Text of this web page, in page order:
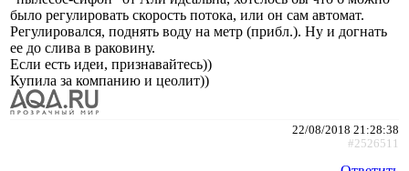
было регулировать скорость потока, или он сам автомат.
Регулировался, поднять воду на метр (прибл.). Ну и догнать
ее до слива в раковину.
Если есть идеи, признавайтесь))
Купила за компанию и цеолит))
22/08/2018 21:28:38
#2526511